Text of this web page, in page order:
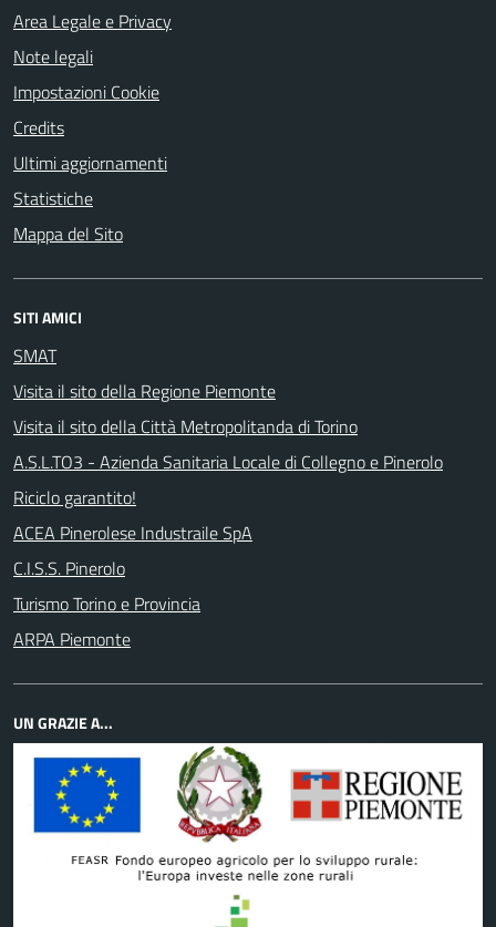
Area Legale e Privacy
Note legali
Impostazioni Cookie
Credits
Ultimi aggiornamenti
Statistiche
Mappa del Sito
SITI AMICI
SMAT
Visita il sito della Regione Piemonte
Visita il sito della Città Metropolitanda di Torino
A.S.L.TO3 - Azienda Sanitaria Locale di Collegno e Pinerolo
Riciclo garantito!
ACEA Pinerolese Industraile SpA
C.I.S.S. Pinerolo
Turismo Torino e Provincia
ARPA Piemonte
UN GRAZIE A...